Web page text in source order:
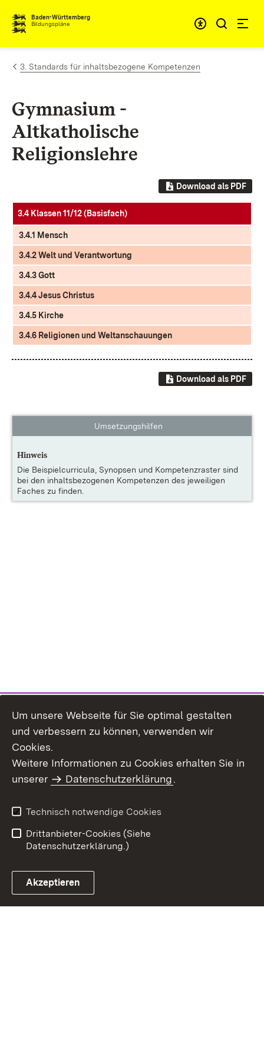
Zum Inhalt springen
Baden-Württemberg
Bildungspläne
3. Standards für inhaltsbezogene Kompetenzen
Gymnasium -
Altkatholische
Religionslehre
Download als PDF
3.4 Klassen 11/12 (Basisfach)
3.4.1 Mensch
3.4.2 Welt und Verantwortung
3.4.3 Gott
3.4.4 Jesus Christus
3.4.5 Kirche
3.4.6 Religionen und Weltanschauungen
Download als PDF
Umsetzungshilfen
Hinweis
Die Beispielcurricula, Synopsen und Kompetenzraster sind
bei den inhaltsbezogenen Kompetenzen des jeweiligen
Faches zu finden.
Um unsere Webseite für Sie optimal gestalten
und verbessern zu können, verwenden wir
Cookies.
Weitere Informationen zu Cookies erhalten Sie in
unserer
Datenschutzerklärung.
Technisch notwendige Cookies
Drittanbieter-Cookies (Siehe
Datenschutzerklärung.)
Akzeptieren